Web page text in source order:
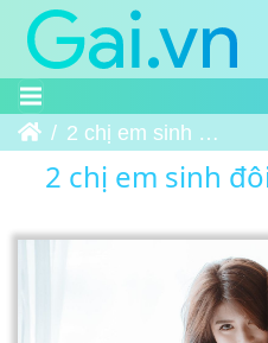
Trang chủ2 chị em sinh đôi xinh đẹp 12
2 chị em sinh